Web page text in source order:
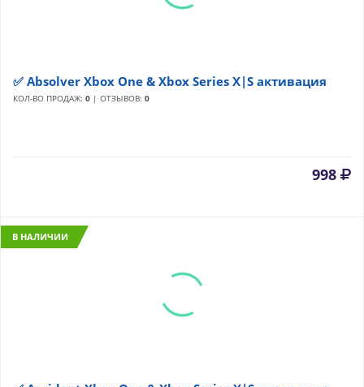
✅ Absolver Xbox One & Xbox Series X|S активация
КОЛ-ВО ПРОДАЖ: 0 | ОТЗЫВОВ: 0
998
В НАЛИЧИИ